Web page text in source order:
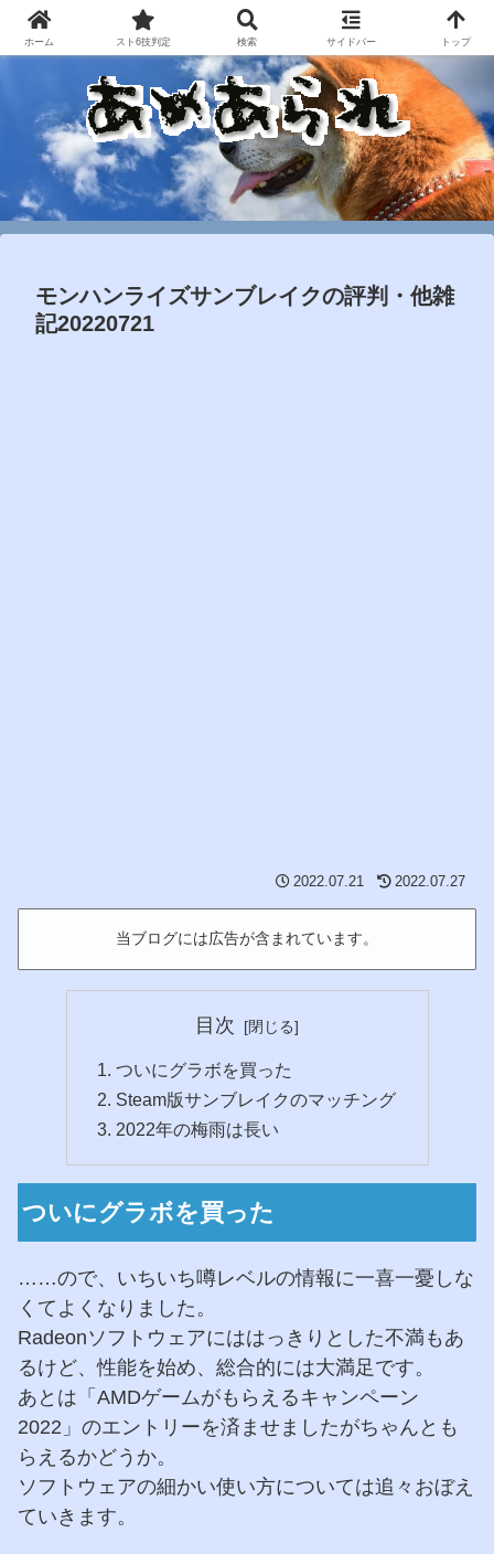
モンハンライズサンブレイクの評判・他雑
記20220721
2022.07.21 2022.07.27
当ブログには広告が含まれています。
目次
ついにグラボを買った
Steam版サンブレイクのマッチング
2022年の梅雨は長い
ついにグラボを買った
……ので、いちいち噂レベルの情報に一喜一憂しな
くてよくなりました。
Radeonソフトウェアにははっきりとした不満もあ
るけど、性能を始め、総合的には大満足です。
あとは「AMDゲームがもらえるキャンペーン
2022」のエントリーを済ませましたがちゃんとも
らえるかどうか。
ソフトウェアの細かい使い方については追々おぼえ
ていきます。
ホーム スト6技判定 検索 サイドバー トップ